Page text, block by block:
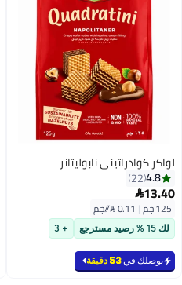
لواكر كوادراتيني نابوليتانر
4.8
22
13.40
125 جم |
لك 15 % رصيد مسترجع + 3
يوصلك في53 دقيقة